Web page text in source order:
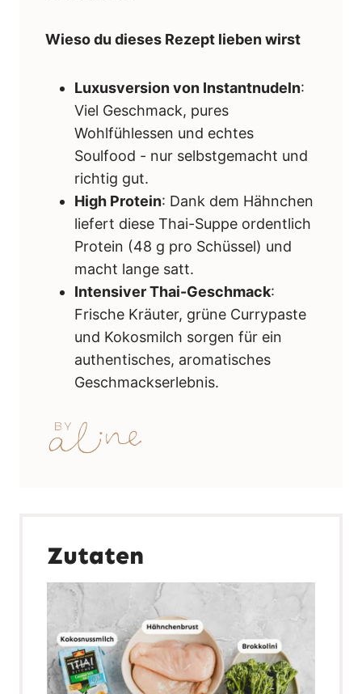
Wieso du dieses Rezept lieben wirst
Luxusversion von Instantnudeln:
Viel Geschmack, pures
Wohlfühlessen und echtes
Soulfood - nur selbstgemacht und
richtig gut.
High Protein: Dank dem Hähnchen
liefert diese Thai-Suppe ordentlich
Protein (48 g pro Schüssel) und
macht lange satt.
Intensiver Thai-Geschmack:
Frische Kräuter, grüne Currypaste
und Kokosmilch sorgen für ein
authentisches, aromatisches
Geschmackserlebnis.
Zutaten